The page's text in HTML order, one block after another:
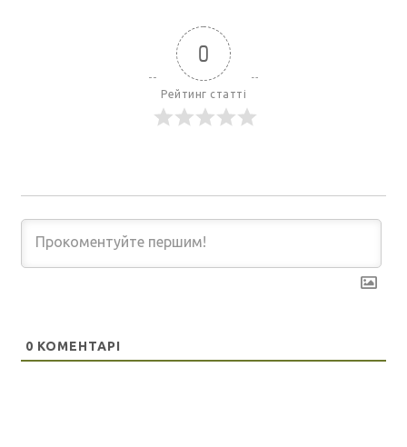
0
Рейтинг статті
0 КОМЕНТАРІ